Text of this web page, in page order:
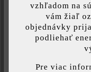
Pridať do zoznamu
Tlač stránky
Uložiť individuálne
Táto webová stránka
vzhľadom na
vám žiaľ
objednávky
podliehať
Pre viac